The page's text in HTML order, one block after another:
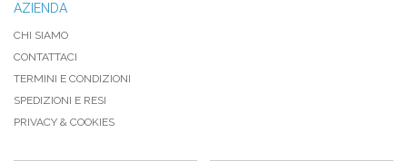
AZIENDA
CHI SIAMO
CONTATTACI
TERMINI E CONDIZIONI
SPEDIZIONI E RESI
PRIVACY & COOKIES